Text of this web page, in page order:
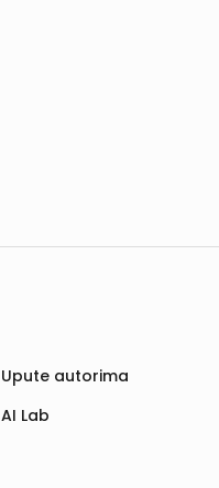
Upute autorima
AI Lab